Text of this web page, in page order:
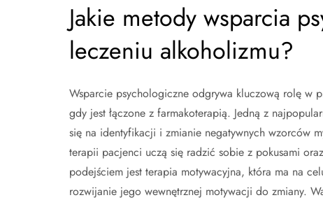
Jakie metody wsparcia
leczeniu alkoholizmu?
Wsparcie psychologiczne odgrywa kluczową rolę w
gdy jest łączone z farmakoterapią. Jedną z
się na identyfikacji i zmianie negatywnych wzorców
terapii pacjenci uczą się radzić sobie z pokusami
podejściem jest terapia motywacyjna, która ma na
rozwijanie jego wewnętrznej motywacji do zmiany.